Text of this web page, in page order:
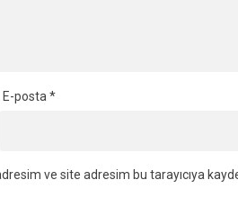
E-posta *
ve site adresim bu tarayıcıya